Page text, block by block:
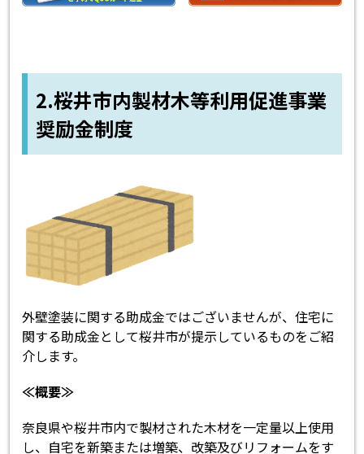
2.桜井市内製材木等利用促進事業
奨励金制度
外壁塗装に関する助成金ではございませんが、住宅に
関する助成金として桜井市が提示しているものをご紹
介します。
≪概要≫
奈良県や桜井市内で製材された木材を一定量以上使用
し、自宅を新築または増築、改築及びリフォームをす